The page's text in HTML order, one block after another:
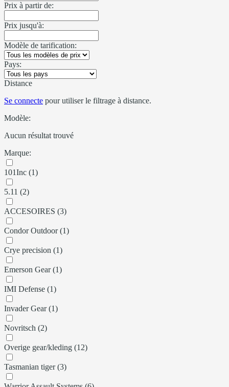
Prix à partir de:
Prix jusqu'à:
Modèle de tarification:
Pays:
Distance
Se connecte pour utiliser le filtrage à distance.
Modèle:
Aucun résultat trouvé
Marque:
101Inc (1)
5.11 (2)
ACCESOIRES (3)
Condor Outdoor (1)
Crye precision (1)
Emerson Gear (1)
IMI Defense (1)
Invader Gear (1)
Novritsch (2)
Overige gear/kleding (12)
Tasmanian tiger (3)